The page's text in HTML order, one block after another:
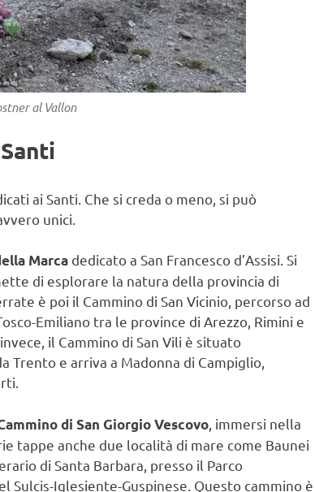
al Vallon
ai Santi. Che si creda o meno, si può
unici.
Marca dedicato a San Francesco d’Assisi. Si
di esplorare la natura della provincia di
è poi il Cammino di San Vicinio, percorso ad
Emiliano tra le province di Arezzo, Rimini e
il Cammino di San Vili è situato
Trento e arriva a Madonna di Campiglio,
di San Giorgio Vescovo , immersi nella
tappe anche due località di mare come Baunei
di Santa Barbara, presso il Parco
Sulcis-Iglesiente-Guspinese. Questo cammino è